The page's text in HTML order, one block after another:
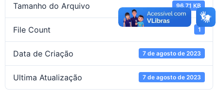
Tamanho do Arquivo 96.71 KB
File Count 1
Data de Criação 7 de agosto de 2023
Ultima Atualização 7 de agosto de 2023